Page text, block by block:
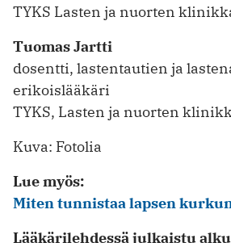
TYKS Lasten ja nuorten
Tuomas Jartti
dosentti, lastentautien ja
erikoislääkäri
TYKS, Lasten ja nuorten
Kuva: Fotolia
Lue myös:
Miten tunnistaa lapsen
Lääkärilehdessä julkaistu